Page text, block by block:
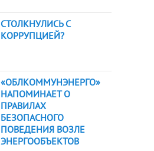
СТОЛКНУЛИСЬ С
КОРРУПЦИЕЙ?
«ОБЛКОММУНЭНЕРГО»
НАПОМИНАЕТ О
ПРАВИЛАХ
БЕЗОПАСНОГО
ПОВЕДЕНИЯ ВОЗЛЕ
ЭНЕРГООБЪЕКТОВ